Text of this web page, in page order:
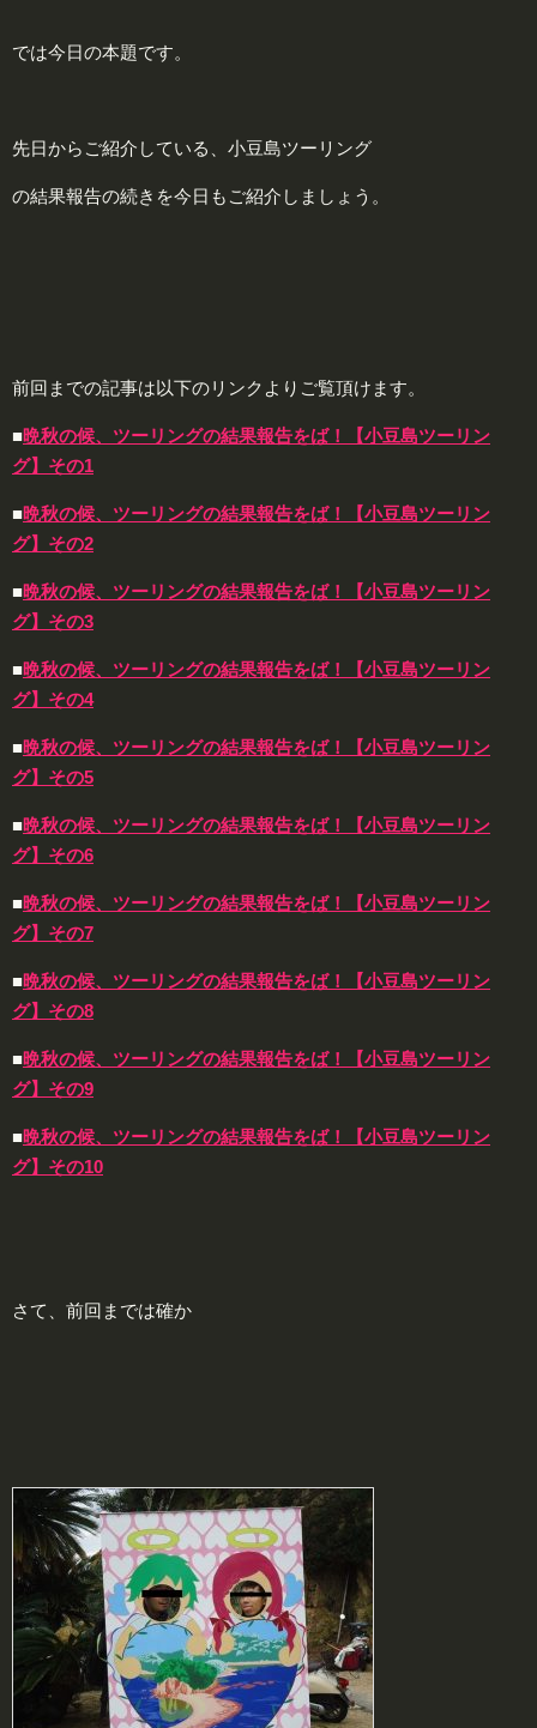
では今日の本題です。
先日からご紹介している、小豆島ツーリング
の結果報告の続きを今日もご紹介しましょう。
前回までの記事は以下のリンクよりご覧頂けます。
■晩秋の候、ツーリングの結果報告をば！【小豆島ツーリン
グ】その1
■晩秋の候、ツーリングの結果報告をば！【小豆島ツーリン
グ】その2
■晩秋の候、ツーリングの結果報告をば！【小豆島ツーリン
グ】その3
■晩秋の候、ツーリングの結果報告をば！【小豆島ツーリン
グ】その4
■晩秋の候、ツーリングの結果報告をば！【小豆島ツーリン
グ】その5
■晩秋の候、ツーリングの結果報告をば！【小豆島ツーリン
グ】その6
■晩秋の候、ツーリングの結果報告をば！【小豆島ツーリン
グ】その7
■晩秋の候、ツーリングの結果報告をば！【小豆島ツーリン
グ】その8
■晩秋の候、ツーリングの結果報告をば！【小豆島ツーリン
グ】その9
■晩秋の候、ツーリングの結果報告をば！【小豆島ツーリン
グ】その10
さて、前回までは確か